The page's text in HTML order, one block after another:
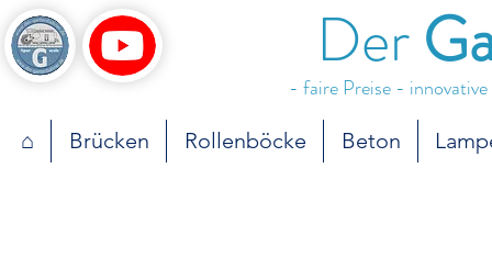
Der
- faire Preise -
⌂ Brücken Rollenböcke Beton